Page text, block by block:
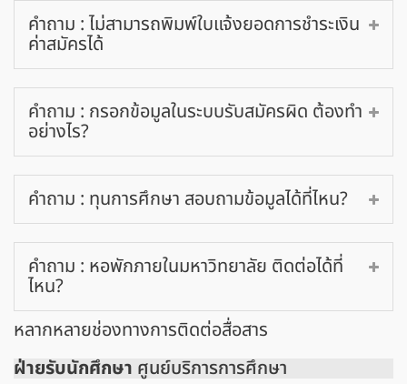
คำถาม : ไม่สามารถพิมพ์ใบแจ้งยอดการชำระเงิน
ค่าสมัครได้
คำถาม : กรอกข้อมูลในระบบรับสมัครผิด ต้องทำ
อย่างไร?
คำถาม : ทุนการศึกษา สอบถามข้อมูลได้ที่ไหน?
คำถาม : หอพักภายในมหาวิทยาลัย ติดต่อได้ที่
ไหน?
หลากหลายช่องทางการติดต่อสื่อสาร
ฝ่ายรับนักศึกษา ศูนย์บริการการศึกษา